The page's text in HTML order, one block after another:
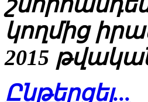
կողմից
2015
Ընթերցել...